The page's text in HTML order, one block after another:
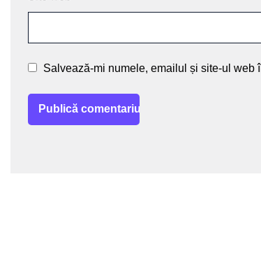
Salvează-mi numele, emailul și site-ul web